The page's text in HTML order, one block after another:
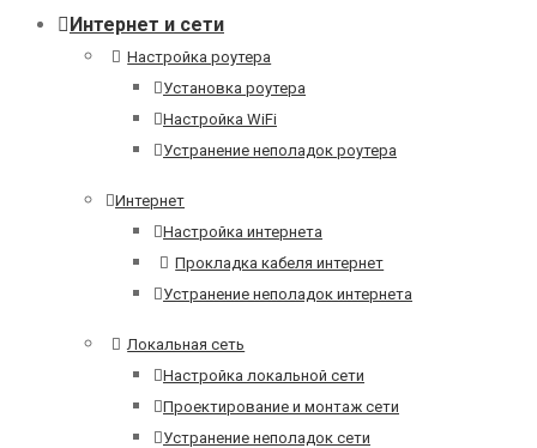
Интернет и сети
Настройка роутера
Установка роутера
Настройка WiFi
Устранение неполадок роутера
Интернет
Настройка интернета
Прокладка кабеля интернет
Устранение неполадок интернета
Локальная сеть
Настройка локальной сети
Проектирование и монтаж сети
Устранение неполадок сети